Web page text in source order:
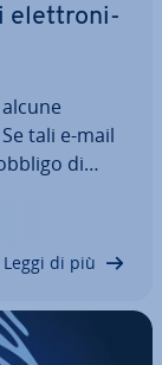
elet­tro­ni­
tali e-mail
di
anni.
Leggi di più